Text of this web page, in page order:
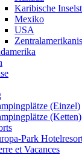
Karibische
Mexiko
USA
(Einzel)
(Ketten)
Park
et Vacances